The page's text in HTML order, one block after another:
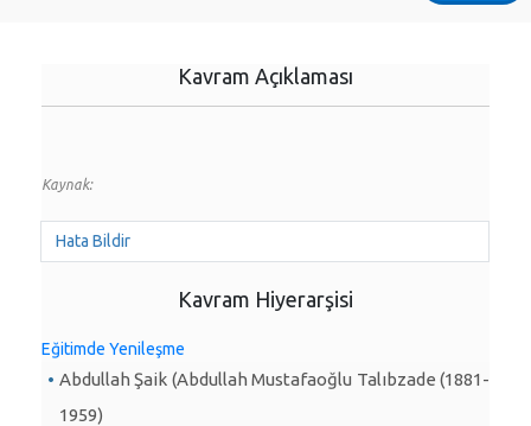
Kavram Açıklaması
Kaynak:
Hata Bildir
Kavram Hiyerarşisi
Eğitimde Yenileşme
Abdullah Şaik (Abdullah Mustafaoğlu Talıbzade (1881-
1959)